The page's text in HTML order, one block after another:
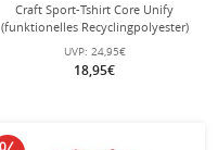
Craft Sport-Tshirt Core Unify
(funktionelles Recyclingpolyester)
hellblau Herren
UVP: 24,95€
18,95€